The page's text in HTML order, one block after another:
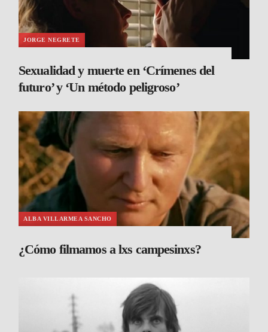
JORGE NEGRETE
Sexualidad y muerte en ‘Crímenes del
futuro’ y ‘Un método peligroso’
ALBA VILLARMEA SANCHO
¿Cómo filmamos a lxs campesinxs?